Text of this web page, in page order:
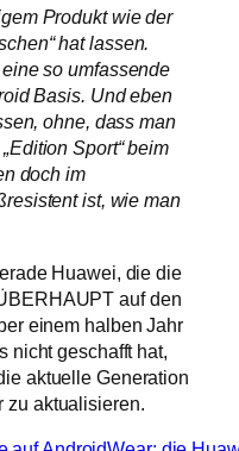
Produkt wie der
hat lassen.
so umfassende
Basis. Und eben
ohne, dass man
Sport“ beim
doch im
ist, wie man
Huawei, die die
auf den
einem halben Jahr
nicht geschafft hat,
aktuelle Generation
zu aktualisieren.